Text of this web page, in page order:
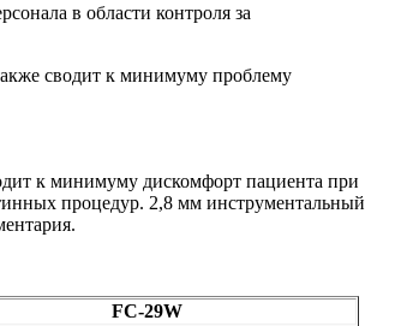
в области контроля за
сводит к минимуму проблему
к минимуму дискомфорт пациента при
процедур. 2,8 мм инструментальный
FC-29W